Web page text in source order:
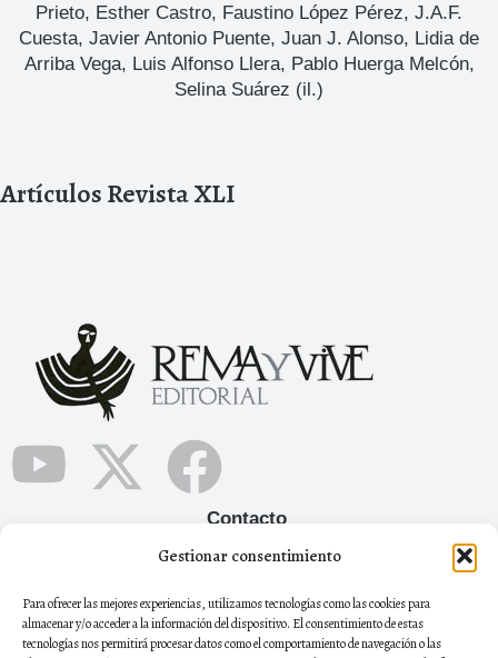
Gestionar consentimiento
Para ofrecer las mejores experiencias, utilizamos tecnologías como las cookies para
almacenar y/o acceder a la información del dispositivo. El consentimiento de estas
tecnologías nos permitirá procesar datos como el comportamiento de navegación o las
Prieto, Esther Castro, Faustino López Pérez, J.A.F.
Cuesta, Javier Antonio Puente, Juan J. Alonso, Lidia de
Arriba Vega, Luis Alfonso Llera, Pablo Huerga Melcón,
Selina Suárez (il.)
Artículos Revista XLI
Contacto
+34 665 12 05 90
remayviveeditorial@gmail.com
Boletín